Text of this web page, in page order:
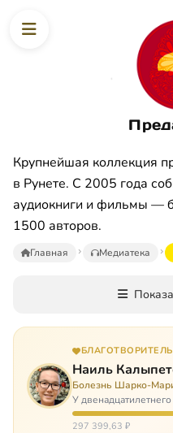
Крупнейшая коллекция
в Рунете. С 2005 года
аудиокниги и фильмы —
1500 авторов.
Главная Медиатека
Наиль
Болезнь Шарко-
У
проблемы. Он болен
перед ним
297 399,63 ₽